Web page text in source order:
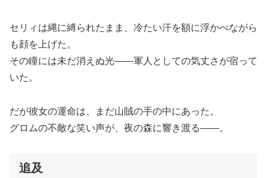
セリィは縄に縛られたまま、冷たい汗を額に浮かべながら
も顔を上げた。
その瞳には未だ消えぬ光――軍人としての気丈さが宿って
いた。
だが彼女の運命は、まだ山賊の手の中にあった。
グロムの不敵な笑い声が、夜の森に響き渡る――。
追及